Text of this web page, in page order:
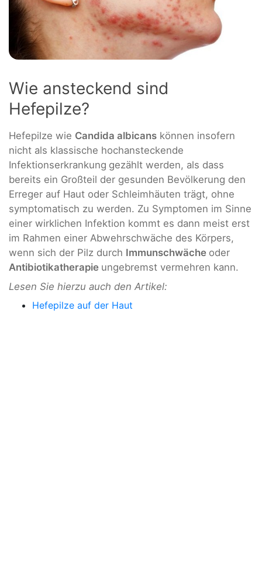
Wie ansteckend sind
Hefepilze?
Hefepilze wie Candida albicans können insofern
nicht als klassische hochansteckende
Infektionserkrankung gezählt werden, als dass
bereits ein Großteil der gesunden Bevölkerung den
Erreger auf Haut oder Schleimhäuten trägt, ohne
symptomatisch zu werden. Zu Symptomen im Sinne
einer wirklichen Infektion kommt es dann meist erst
im Rahmen einer Abwehrschwäche des Körpers,
wenn sich der Pilz durch Immunschwäche oder
Antibiotikatherapie ungebremst vermehren kann.
Lesen Sie hierzu auch den Artikel:
Hefepilze auf der Haut